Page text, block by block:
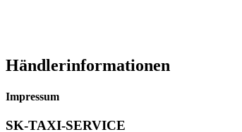
Händlerinformationen
Impressum
SK-TAXI-SERVICE